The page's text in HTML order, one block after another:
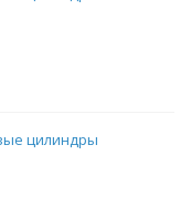
цилиндры